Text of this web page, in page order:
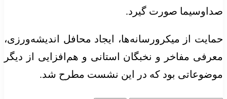
صداوسیما صورت گیرد.
حمایت از میکرورسانه‌ها، ایجاد محافل اندیشه‌ورزی،
معرفی مفاخر و نخبگان استانی و هم‌افزایی از دیگر
موضوعاتی بود که در این نشست مطرح شد.